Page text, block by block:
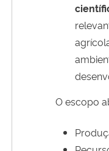
O escopo